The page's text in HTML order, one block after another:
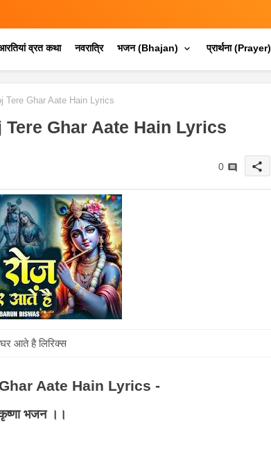
व्रत कथा नवरात्रि भजन (Bhajan) प्रार्थना (Prayer)
Tere Ghar Aate Hain Lyrics
Tere Ghar Aate Hain Lyrics
0 share
घर आते है लिरिक्स
Ghar Aate Hain Lyrics -
भजन ।।